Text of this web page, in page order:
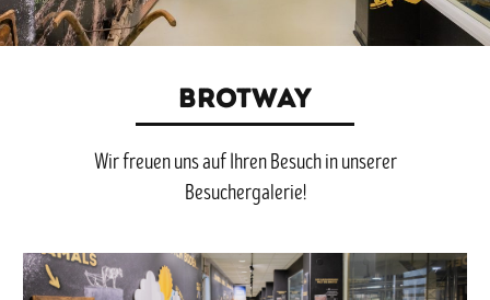
VORBESTELLUNG
NEWS
KARRIERE
BROTWAY
Wir freuen uns auf Ihren Besuch in unserer
Besuchergalerie!